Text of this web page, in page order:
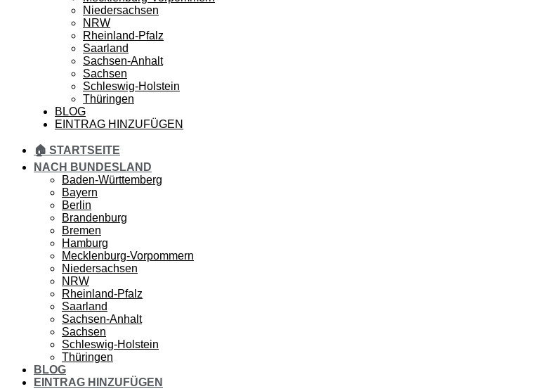
Niedersachsen
NRW
Rheinland-Pfalz
Saarland
Sachsen-Anhalt
Sachsen
Schleswig-Holstein
Thüringen
BLOG
EINTRAG HINZUFÜGEN
🏠 STARTSEITE
NACH BUNDESLAND
Baden-Württemberg
Bayern
Berlin
Brandenburg
Bremen
Hamburg
Mecklenburg-Vorpommern
Niedersachsen
NRW
Rheinland-Pfalz
Saarland
Sachsen-Anhalt
Sachsen
Schleswig-Holstein
Thüringen
BLOG
EINTRAG HINZUFÜGEN